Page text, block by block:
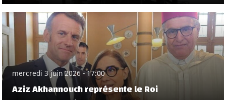
mercredi 3 juin 2026 - 17:00
Aziz Akhannouch représente le Roi